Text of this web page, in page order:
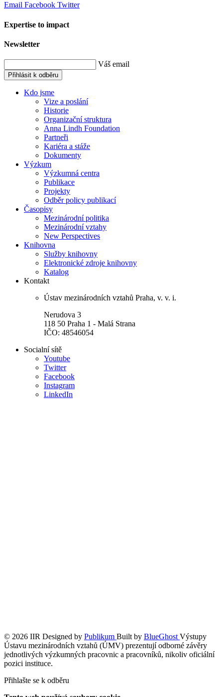
Email Facebook Twitter
Expertise to impact
Newsletter
Váš email
Přihlásit k odběru
Kdo jsme
Vize a poslání
Historie
Organizační struktura
Anna Lindh Foundation
Partneři
Kariéra a stáže
Dokumenty
Výzkum
Výzkumná centra
Publikace
Projekty
Odběr policy publikací
Časopisy
Mezinárodní politika
Mezinárodní vztahy
New Perspectives
Knihovna
Služby knihovny
Elektronické zdroje knihovny
Katalog
Kontakt
Ústav mezinárodních vztahů Praha, v. v. i.
Nerudova 3
118 50 Praha 1 - Malá Strana
IČO: 48546054
Socialní sítě
Youtube
Twitter
Facebook
Instagram
LinkedIn
© 2026 IIR Designed by Publikum Built by BlueGhost Výstupy
Ústavu mezinárodních vztahů (ÚMV) prezentují odborné závěry
jednotlivých výzkumných pracovnic a pracovníků, nikoliv oficiální
pozici instituce.
Přihlašte se k odběru